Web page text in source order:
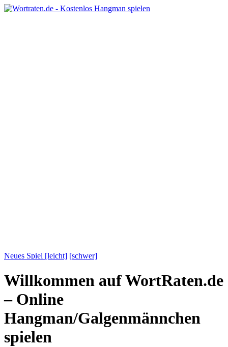
Neues Spiel [leicht] [schwer]
Willkommen auf WortRaten.de
– Online
Hangman/Galgenmännchen
spielen